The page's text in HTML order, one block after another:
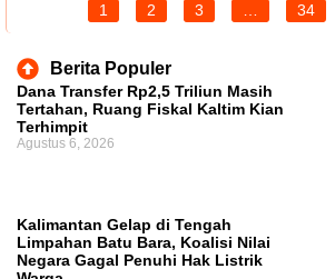
1 2 3 34
Berita Populer
Dana Transfer Rp2,5 Triliun Masih
Tertahan, Ruang Fiskal Kaltim Kian
Terhimpit
Agustus 6, 2026
Kalimantan Gelap di Tengah
Limpahan Batu Bara, Koalisi Nilai
Negara Gagal Penuhi Hak Listrik